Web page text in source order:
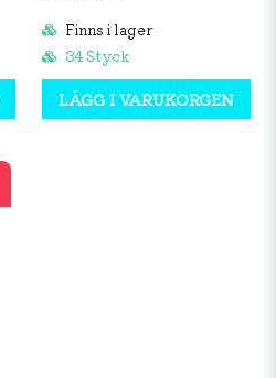
Finns i lager
34 Styck
LÄGG I VARUKORGEN